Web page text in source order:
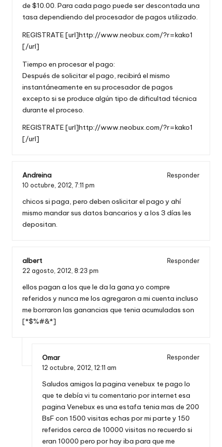
de $10.00. Para cada pago puede ser descontada una
tasa dependiendo del procesador de pagos utilizado.
REGISTRATE [url]http://www.neobux.com/?r=kako1
[/url]
Tiempo en procesar el pago:
Después de solicitar el pago, recibirá el mismo
instantáneamente en su procesador de pagos
excepto si se produce algún tipo de dificultad técnica
durante el proceso.
REGISTRATE [url]http://www.neobux.com/?r=kako1
[/url]
Andreina
Responder
10 octubre, 2012, 7:11 pm
chicos si paga, pero deben oslicitar el pago y ahí
mismo mandar sus datos bancarios y a los 3 días les
depositan.
albert
Responder
22 agosto, 2012, 8:23 pm
ellos pagan a los que le da la gana yo compre
referidos y nunca me los agregaron a mi cuenta incluso
me borraron las ganancias que tenia acumuladas son
[*$%#&*]
Omar
Responder
12 octubre, 2012, 12:11 am
Saludos amigos la pagina venebux te pago lo
que te debía vi tu comentario por internet esa
pagina Venebux es una estafa tenia mas de 200
BsF con 1500 visitas echas por mi parte y 150
referidos cerca de 10000 visitas no recuerdo si
eran 10000 pero por hay iba para que me